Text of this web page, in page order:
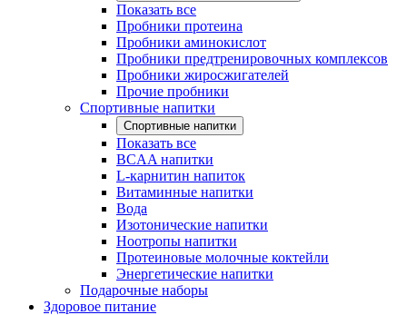
Показать все
Пробники протеина
Пробники аминокислот
Пробники предтренировочных комплексов
Пробники жиросжигателей
Прочие пробники
Спортивные напитки
Спортивные напитки
Показать все
BCAA напитки
L-карнитин напиток
Витаминные напитки
Вода
Изотонические напитки
Ноотропы напитки
Протеиновые молочные коктейли
Энергетические напитки
Подарочные наборы
Здоровое питание